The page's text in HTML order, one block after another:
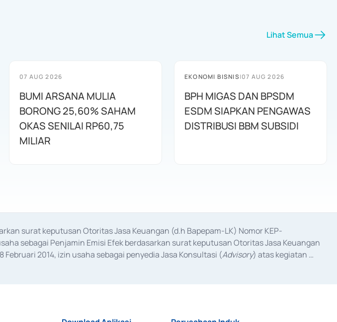
Lihat Semua
07 AUG 2026
BUMI ARSANA MULIA
BORONG 25,60% SAHAM
OKAS SENILAI RP60,75
MILIAR
EKONOMI BISNIS|07 AUG 2026
BPH MIGAS DAN BPSDM
ESDM SIAPKAN PENGAWAS
DISTRIBUSI BBM SUBSIDI
surat keputusan Otoritas Jasa Keuangan (d.h Bapepam-LK) Nomor KEP-
sebagai Penjamin Emisi Efek berdasarkan surat keputusan Otoritas Jasa Keuangan
Februari 2014, izin usaha sebagai penyedia Jasa Konsultasi (Advisory) atas kegiatan